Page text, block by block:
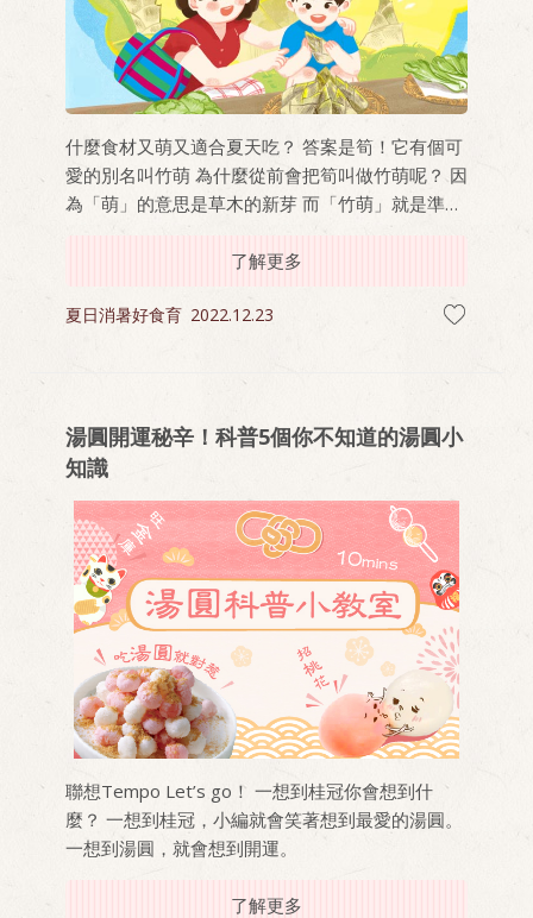
什麼食材又萌又適合夏天吃？ 答案是筍！它有個可
愛的別名叫竹萌 為什麼從前會把筍叫做竹萌呢？ 因
為「萌」的意思是草木的新芽 而「竹萌」就是準備
突破地表的竹子寶寶啦！
了解更多
夏日消暑好食育 2022.12.23
湯圓開運秘辛！科普5個你不知道的湯圓小
知識
聯想Tempo Let’s go！ 一想到桂冠你會想到什
麼？ 一想到桂冠，小編就會笑著想到最愛的湯圓。
一想到湯圓，就會想到開運。
了解更多